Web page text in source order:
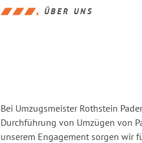
ÜBER UNS
Bei Umzugsmeister Rothstein
Durchführung von Umzügen von
unserem Engagement sorgen wir